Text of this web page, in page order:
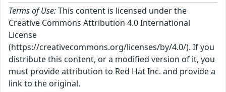
Terms of Use:This content is licensed under the
Creative Commons Attribution 4.0 International
License
(https://creativecommons.org/licenses/by/4.0/). If you
distribute this content, or a modified version of it, you
must provide attribution to Red Hat Inc. and provide a
link to the original.